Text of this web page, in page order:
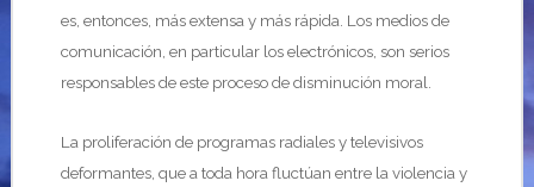
es, entonces, más extensa y más rápida. Los medios de
comunicación, en particular los electrónicos, son serios
responsables de este proceso de disminución moral.
La proliferación de programas radiales y televisivos
deformantes, que a toda hora fluctúan entre la violencia y